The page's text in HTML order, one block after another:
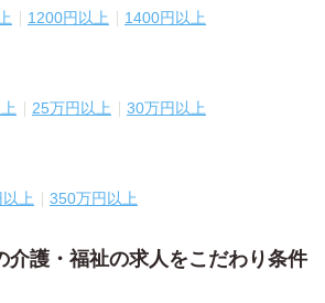
1200円以上 1400円以上
25万円以上 30万円以上
上 350万円以上
介護・福祉の求人をこだわり条件